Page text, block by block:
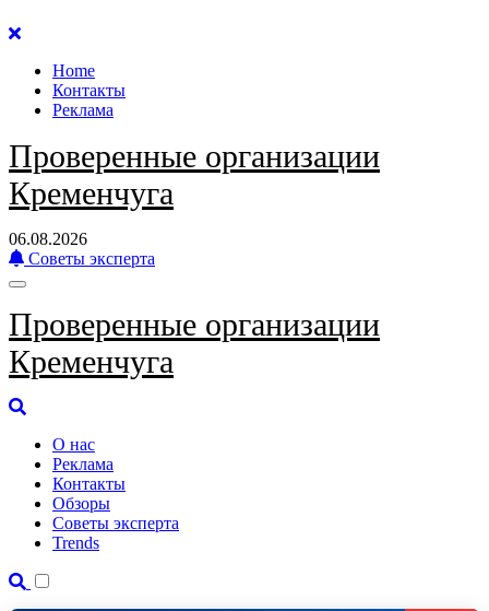
Перейти
содержанию
Home
Контакты
Реклама
Проверенные организации
Кременчуга
06.08.2026
Советы эксперта
Проверенные организации
Кременчуга
О нас
Реклама
Контакты
Обзоры
Советы эксперта
Trends